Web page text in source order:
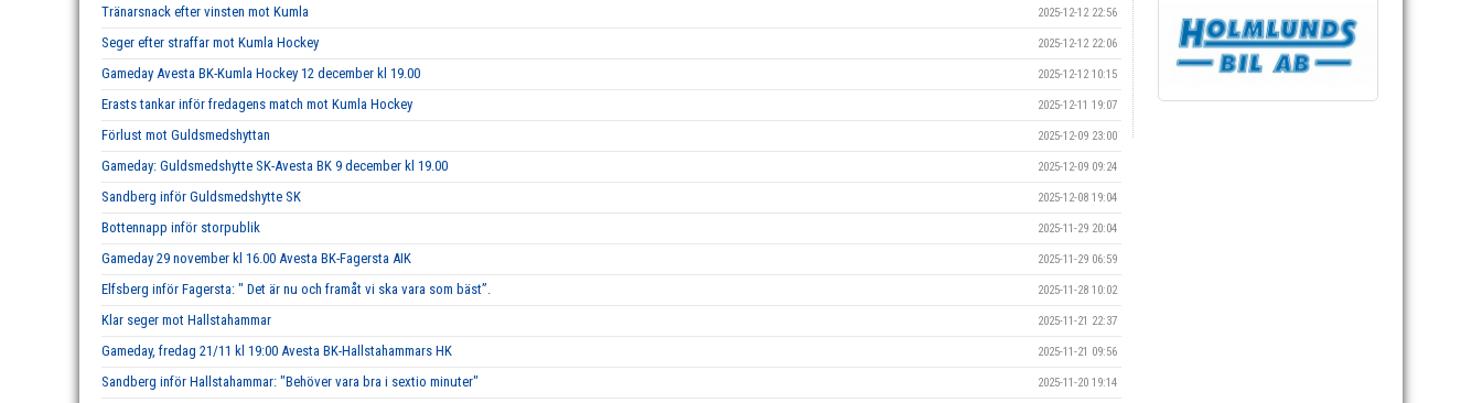
Tränarsnack efter vinsten mot Kumla 2025-12-12 22:56
Seger efter straffar mot Kumla Hockey 2025-12-12 22:06
Gameday Avesta BK-Kumla Hockey 12 december kl 19.00 2025-12-12 10:15
Erasts tankar inför fredagens match mot Kumla Hockey 2025-12-11 19:07
Förlust mot Guldsmedshyttan 2025-12-09 23:00
Gameday: Guldsmedshytte SK-Avesta BK 9 december kl 19.00 2025-12-09 09:24
Sandberg inför Guldsmedshytte SK 2025-12-08 19:04
Bottennapp inför storpublik 2025-11-29 20:04
Gameday 29 november kl 16.00 Avesta BK-Fagersta AIK 2025-11-29 06:59
Elfsberg inför Fagersta: " Det är nu och framåt vi ska vara som bäst”. 2025-11-28 10:02
Klar seger mot Hallstahammar 2025-11-21 22:37
Gameday, fredag 21/11 kl 19:00 Avesta BK-Hallstahammars HK 2025-11-21 09:56
Sandberg inför Hallstahammar: "Behöver vara bra i sextio minuter" 2025-11-20 19:14